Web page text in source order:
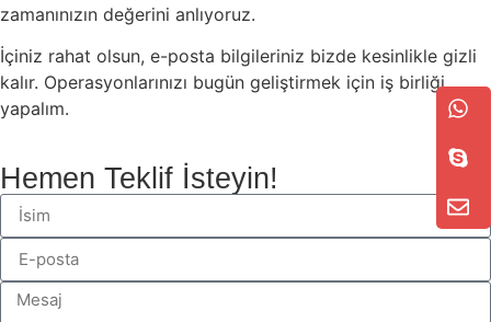
zamanınızın değerini anlıyoruz.
İçiniz rahat olsun, e-posta bilgileriniz bizde kesinlikle gizli
kalır. Operasyonlarınızı bugün geliştirmek için iş birliği
yapalım.
Hemen Teklif İsteyin!